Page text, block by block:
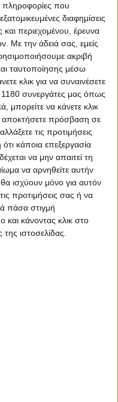
πληροφορίες που
διαφημίσεις
και περιεχομένου, έρευνα
Με την άδειά σας, εμείς
ακριβή
ταυτοποίησης μέσω
κλικ για να συναινέσετε
1180 συνεργάτες μας όπως
μπορείτε να κάνετε κλικ
αποκτήσετε πρόσβαση σε
τις προτιμήσεις
κάποια επεξεργασία
να μην απαιτεί τη
να αρνηθείτε αυτήν
ισχύουν μόνο για αυτόν
προτιμήσεις σας ή να
πάσα στιγμή
και κάνοντας κλικ στο
ιστοσελίδας.